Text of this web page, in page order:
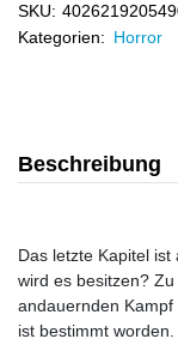
SKU:
Kategorien: Horror
Beschreibung
Das letzte Kapitel
wird es besitzen?
andauernden
ist bestimmt